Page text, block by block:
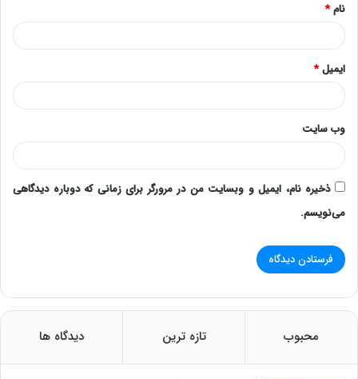
نام*
ایمیل*
وب‌ سایت
ذخیره نام، ایمیل و وبسایت من در مرورگر برای زمانی که دوباره دیدگاهی
می‌نویسم.
محبوب تازه ترین دیدگاه ها